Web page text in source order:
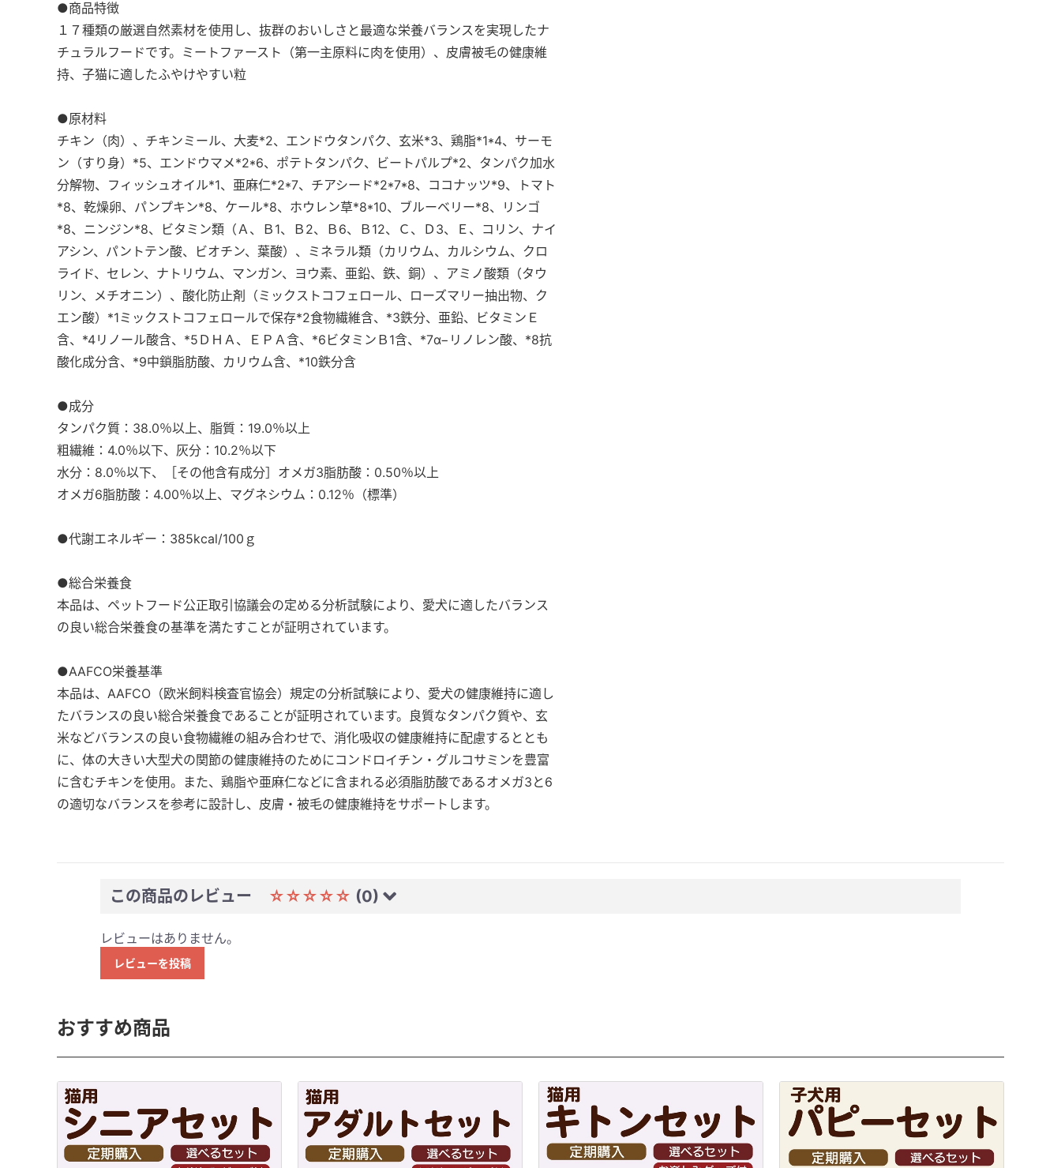
●商品特徴
１７種類の厳選自然素材を使用し、抜群のおいしさと最適な栄養バランスを実現したナ
チュラルフードです。ミートファースト（第一主原料に肉を使用）、皮膚被毛の健康維
持、子猫に適したふやけやすい粒
●原材料
チキン（肉）、チキンミール、大麦*2、エンドウタンパク、玄米*3、鶏脂*1*4、サーモ
ン（すり身）*5、エンドウマメ*2*6、ポテトタンパク、ビートパルプ*2、タンパク加水
分解物、フィッシュオイル*1、亜麻仁*2*7、チアシード*2*7*8、ココナッツ*9、トマト
*8、乾燥卵、パンプキン*8、ケール*8、ホウレン草*8*10、ブルーベリー*8、リンゴ
*8、ニンジン*8、ビタミン類（Ａ、Ｂ1、Ｂ2、Ｂ6、Ｂ12、Ｃ、Ｄ3、Ｅ、コリン、ナイ
アシン、パントテン酸、ビオチン、葉酸）、ミネラル類（カリウム、カルシウム、クロ
ライド、セレン、ナトリウム、マンガン、ヨウ素、亜鉛、鉄、銅）、アミノ酸類（タウ
リン、メチオニン）、酸化防止剤（ミックストコフェロール、ローズマリー抽出物、ク
エン酸）*1ミックストコフェロールで保存*2食物繊維含、*3鉄分、亜鉛、ビタミンＥ
含、*4リノール酸含、*5ＤＨＡ、ＥＰＡ含、*6ビタミンＢ1含、*7α−リノレン酸、*8抗
酸化成分含、*9中鎖脂肪酸、カリウム含、*10鉄分含
●成分
タンパク質：38.0％以上、脂質：19.0％以上
粗繊維：4.0％以下、灰分：10.2％以下
水分：8.0％以下、［その他含有成分］オメガ3脂肪酸：0.50％以上
オメガ6脂肪酸：4.00％以上、マグネシウム：0.12％（標準）
●代謝エネルギー：385kcal/100ｇ
●総合栄養食
本品は、ペットフード公正取引協議会の定める分析試験により、愛犬に適したバランス
の良い総合栄養食の基準を満たすことが証明されています。
●AAFCO栄養基準
本品は、AAFCO（欧米飼料検査官協会）規定の分析試験により、愛犬の健康維持に適し
たバランスの良い総合栄養食であることが証明されています。良質なタンパク質や、玄
米などバランスの良い食物繊維の組み合わせで、消化吸収の健康維持に配慮するととも
に、体の大きい大型犬の関節の健康維持のためにコンドロイチン・グルコサミンを豊富
に含むチキンを使用。また、鶏脂や亜麻仁などに含まれる必須脂肪酸であるオメガ3と6
の適切なバランスを参考に設計し、皮膚・被毛の健康維持をサポートします。
この商品のレビュー ☆☆☆☆☆ (0)
レビューはありません。
レビューを投稿
おすすめ商品